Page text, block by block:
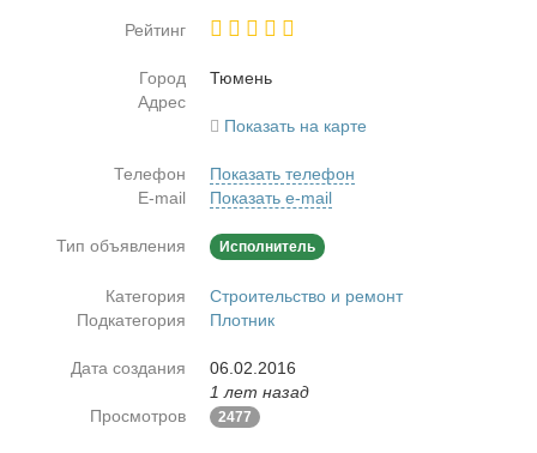
Рейтинг
Город
Тю­мень
Адрес
Показать на карте
Телефон
Показать телефон
E-mail
Показать e-mail
Тип объявления Исполнитель
Категория
Строительство и ремонт
Подкатегория
Плотник
Дата создания
06.02.2016
1 лет назад
Просмотров
2477